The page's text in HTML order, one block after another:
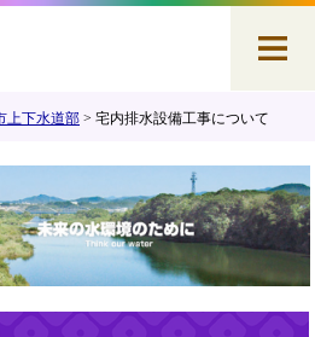
上下水道部 > 宅内排水設備工事について